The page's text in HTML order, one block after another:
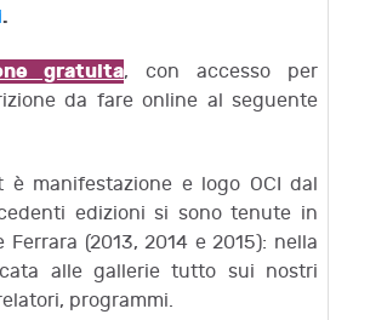
.
gratuita, con accesso per
da fare online al seguente
è manifestazione e logo OCI dal
edizioni si sono tenute in
Ferrara (2013, 2014 e 2015): nella
alle gallerie tutto sui nostri
programmi.